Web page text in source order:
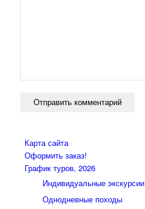
Карта сайта
Оформить заказ!
График туров, 2026
Индивидуальные экскурсии
Однодневные походы